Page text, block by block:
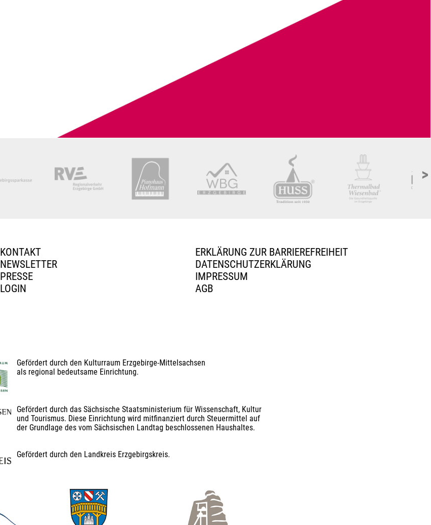
>
KONTAKT
NEWSLETTER
PRESSE
LOGIN
ERKLÄRUNG ZUR BARRIEREFREIHEIT
DATENSCHUTZERKLÄRUNG
IMPRESSUM
AGB
Gefördert durch den Kulturraum Erzgebirge-Mittelsachsen
als regional bedeutsame Einrichtung.
Gefördert durch das Sächsische Staatsministerium für Wissenschaft, Kultur
und Tourismus. Diese Einrichtung wird mitfinanziert durch Steuermittel auf
der Grundlage des vom Sächsischen Landtag beschlossenen Haushaltes.
Gefördert durch den Landkreis Erzgebirgskreis.